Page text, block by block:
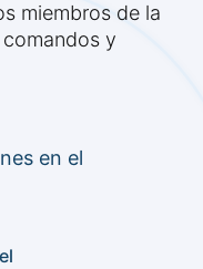
miembros de la
y
en el